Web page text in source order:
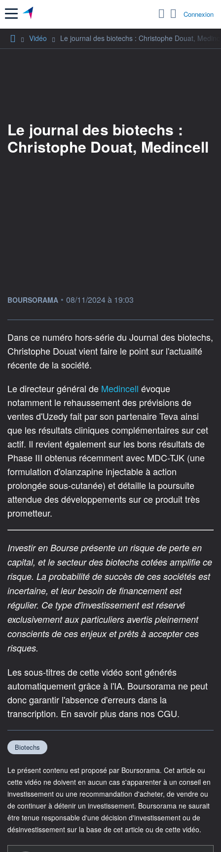
Menu Connexion
Vidéo Le journal des biotechs : Christophe Douat,
Le journal des biotechs :
Christophe Douat, Medincell
information fournie par
BOURSORAMA • 08/11/2024 à 19:03
Dans ce numéro hors-série du Journal des biotechs,
Christophe Douat vient faire le point sur l'actualité
récente de la société.
Le directeur général de Medincell évoque
notamment le rehaussement des prévisions de
ventes d'Uzedy fait par son partenaire Teva ainsi
que les résultats cliniques complémentaires sur cet
actif. Il revient également sur les bons résultats de
Phase III obtenus récemment avec MDC-TJK (une
formulation d'olanzapine injectable à action
prolongée sous-cutanée) et détaille la poursuite
attendue des développements sur ce produit très
prometteur.
Investir en Bourse présente un risque de perte en
capital, et le secteur des biotechs cotées amplifie ce
risque. La probabilité de succès de ces sociétés est
incertaine, et leur besoin de financement est
régulier. Ce type d'investissement est réservé
exclusivement aux particuliers avertis pleinement
conscients de ces enjeux et prêts à accepter ces
risques.
Les sous-titres de cette vidéo sont générés
automatiquement grâce à l'IA. Boursorama ne peut
donc garantir l'absence d'erreurs dans la
transcription. En savoir plus dans nos CGU.
Biotechs
Le présent contenu est proposé par Boursorama. Cet article ou
cette vidéo ne doivent en aucun cas s'apparenter à un conseil en
investissement ou une recommandation d'acheter, de vendre ou
de continuer à détenir un investissement. Boursorama ne saurait
être tenue responsable d'une décision d'investissement ou de
désinvestissement sur la base de cet article ou de cette vidéo.